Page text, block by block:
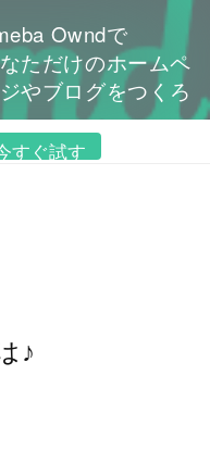
Owndで
ただけのホームペ
やブログをつくろ
すぐ試す
♪